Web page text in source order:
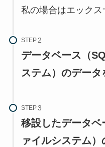
私の場合はエックス
STEP
データベース（
ステム）のデー
STEP
移設したデータ
ァイルシステム